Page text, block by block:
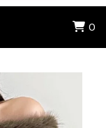
0